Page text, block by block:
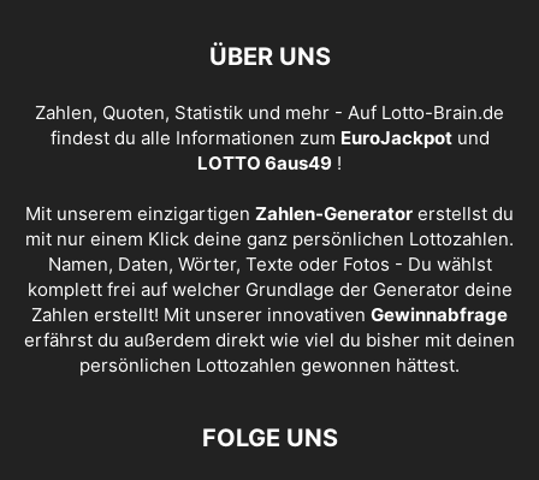
ÜBER UNS
Zahlen, Quoten, Statistik und mehr - Auf Lotto-Brain.de
findest du alle Informationen zum EuroJackpotund
LOTTO 6aus49 !
Mit unserem einzigartigen Zahlen-Generator erstellst du
mit nur einem Klick deine ganz persönlichen Lottozahlen.
Namen, Daten, Wörter, Texte oder Fotos - Du wählst
komplett frei auf welcher Grundlage der Generator deine
Zahlen erstellt! Mit unserer innovativen Gewinnabfrage
erfährst du außerdem direkt wie viel du bisher mit deinen
persönlichen Lottozahlen gewonnen hättest.
FOLGE UNS